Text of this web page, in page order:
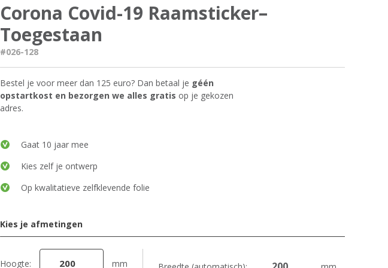
Corona Covid-19 Raamsticker–
Toegestaan
#026-128
Bestel je voor meer dan 125 euro? Dan betaal je géén
opstartkost en bezorgen we alles gratis op je gekozen
adres.
Gaat 10 jaar mee
Kies zelf je ontwerp
Op kwalitatieve zelfklevende folie
Kies je afmetingen
Hoogte: mm